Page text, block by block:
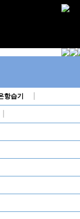
(Digital Water Bath)
(Multi Water Bath)
교반기
냉각코일
초자기구
기타
항습기